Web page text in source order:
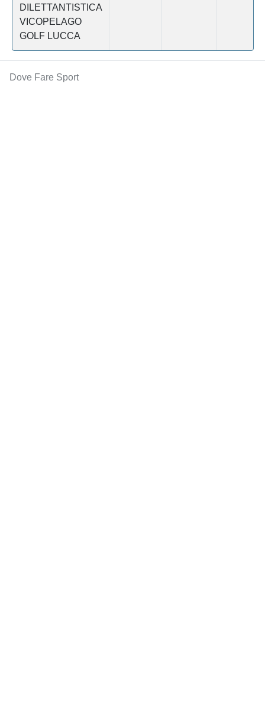
DILETTANTISTICA
VICOPELAGO
GOLF LUCCA
Dove Fare Sport